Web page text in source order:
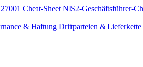
Cheat-Sheet NIS2-Geschäftsführer-
& Haftung Drittparteien & Lieferkette